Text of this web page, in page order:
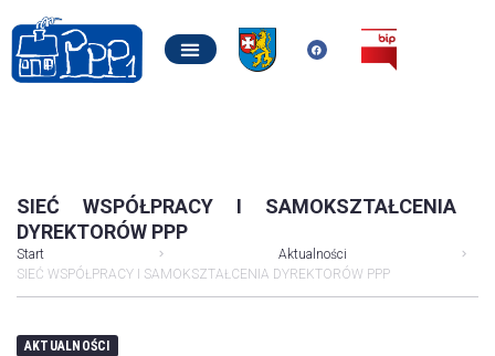
SIEĆ WSPÓŁPRACY I SAMOKSZTAŁCENIA
DYREKTORÓW PPP
Start
Aktualności
SIEĆ WSPÓŁPRACY I SAMOKSZTAŁCENIA DYREKTORÓW PPP
AKTUALNOŚCI